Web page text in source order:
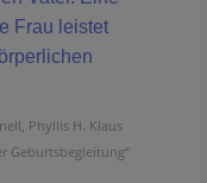
Frau leistet
Phyllis H. Klaus
Geburtsbegleitung“